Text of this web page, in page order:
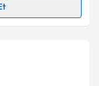
takvimi talebi
almanız için bir